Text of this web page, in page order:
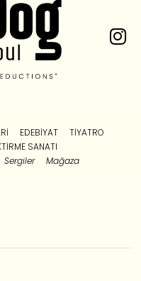
EDEBIYAT
TIYATRO
SANATI
Sergiler Mağaza